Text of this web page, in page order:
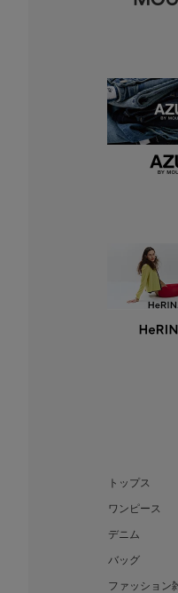
トップス
ワンピース
デニム
バッグ
ファッション